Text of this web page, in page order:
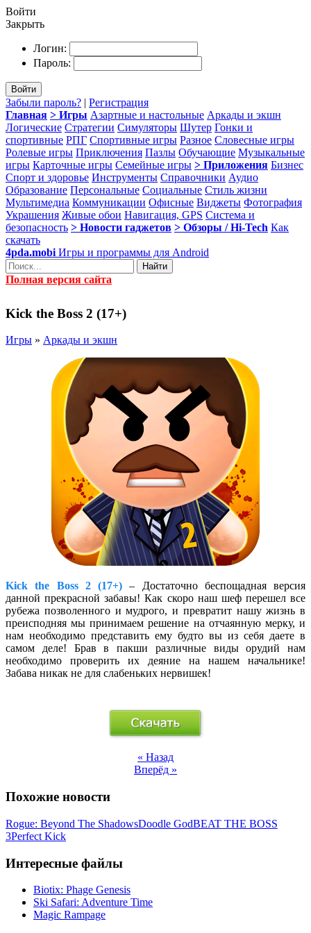
Войти
Закрыть
Логин:
Пароль:
Войти
Забыли пароль? | Регистрация
Главная > Игры Азартные и настольные Аркады и экшн
Логические Стратегии Симуляторы Шутер Гонки и
спортивные РПГ Спортивные игры Разное Словесные игры
Ролевые игры Приключения Пазлы Обучающие Музыкальные
игры Карточные игры Семейные игры > Приложения Бизнес
Спорт и здоровье Инструменты Справочники Аудио
Образование Персональные Социальные Стиль жизни
Мультимедиа Коммуникации Офисные Виджеты Фотография
Украшения Живые обои Навигация, GPS Система и
безопасность > Новости гаджетов > Обзоры / Hi-Tech Как
скачать
4pda.mobi Игры и программы для Android
Найти
Полная версия сайта
Kick the Boss 2 (17+)
Игры » Аркады и экшн
Kick the Boss 2 (17+) – Достаточно беспощадная версия
данной прекрасной забавы! Как скоро наш шеф перешел все
рубежа позволенного и мудрого, и превратит нашу жизнь в
преисподняя мы принимаем решение на отчаянную мерку, и
нам необходимо представить ему будто вы из себя даете в
самом деле! Брав в пакши различные виды орудий нам
необходимо проверить их деяние на нашем начальнике!
Забава никак не для слабеньких нервишек!
« Назад
Вперёд »
Похожие новости
Rogue: Beyond The ShadowsDoodle GodBEAT THE BOSS
3Perfect Kick
Интересные файлы
Biotix: Phage Genesis
Ski Safari: Adventure Time
Magic Rampage